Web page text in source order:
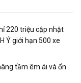
220 triệu cập nhật
Ý giới hạn 500 xe
tầm êm ái và ổn